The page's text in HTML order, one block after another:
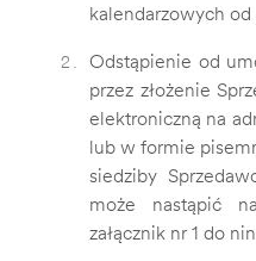
kalendarzowych
Odstąpienie od
przez złożenie
elektroniczną na
lub w formie
siedziby
może nastąpić
załącznik nr 1 do